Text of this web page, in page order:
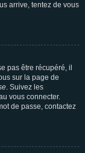
arrive, tentez de vous
pas être récupéré, il
sur la page de
. Suivez les
vous connecter.
de passe, contactez